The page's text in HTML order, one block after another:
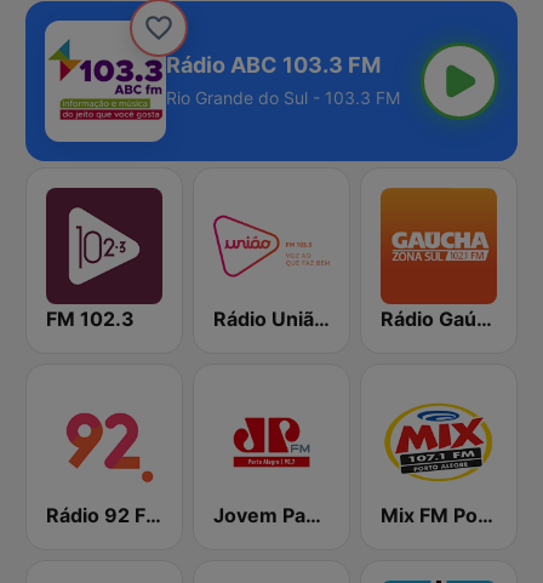
Rádio ABC 103.3 FM
Rio Grande do Sul - 103.3 FM
FM 102.3 Rádio União 105.3 FM Rádio Gaúcha ZH - Zona Sul
Rádio 92 FM Jovem Pan FM Porto Alegre Mix FM Porto Alegre